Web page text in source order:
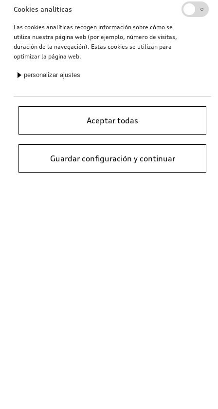
Cookies analíticas
Las cookies analíticas recogen información sobre cómo se
utiliza nuestra página web (por ejemplo, número de visitas,
duración de la navegación). Estas cookies se utilizan para
optimizar la página web.
personalizar ajustes
Aceptar todas
Guardar configuración y continuar